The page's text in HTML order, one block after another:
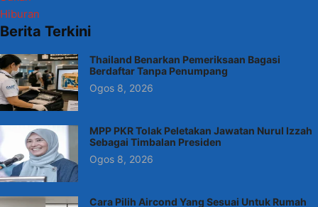
Hiburan
Berita Terkini
Thailand Benarkan Pemeriksaan Bagasi
Berdaftar Tanpa Penumpang
Ogos 8, 2026
MPP PKR Tolak Peletakan Jawatan Nurul Izzah
Sebagai Timbalan Presiden
Ogos 8, 2026
Cara Pilih Aircond Yang Sesuai Untuk Rumah